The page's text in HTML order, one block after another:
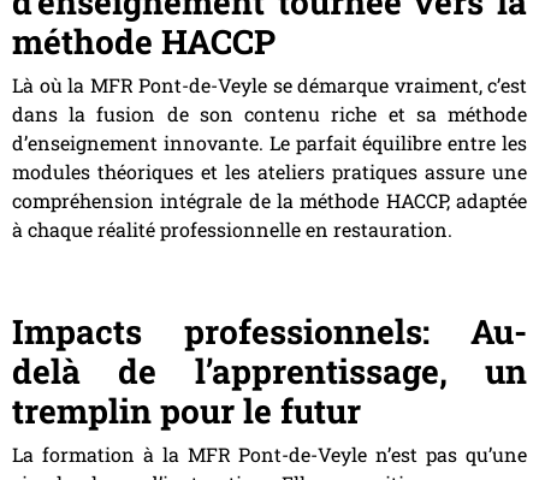
méthode HACCP
Là où la MFR Pont-de-Veyle se démarque vraiment, c’est
dans la fusion de son contenu riche et sa méthode
d’enseignement innovante. Le parfait équilibre entre les
modules théoriques et les ateliers pratiques assure une
compréhension intégrale de la méthode HACCP, adaptée
à chaque réalité professionnelle en restauration.
Impacts professionnels: Au-
delà de l’apprentissage, un
tremplin pour le futur
La formation à la MFR Pont-de-Veyle n’est pas qu’une